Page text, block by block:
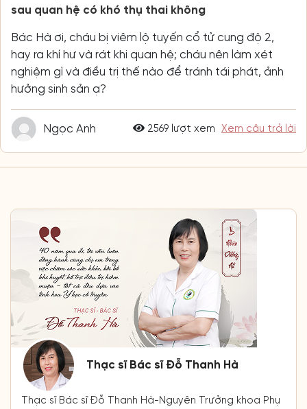
sau quan hệ có khó thụ thai không
Bác Hà ơi, cháu bị viêm lộ tuyến cổ tử cung độ 2,
hay ra khí hư và rát khi quan hệ; cháu nên làm xét
nghiệm gì và điều trị thế nào để tránh tái phát, ảnh
hưởng sinh sản ạ?
Ngọc Anh 2569 lượt xem Xem câu trả lời
Thạc sĩ Bác sĩ Đỗ Thanh Hà
Thạc sĩ Bác sĩ Đỗ Thanh Hà-Nguyên Trưởng khoa Phụ